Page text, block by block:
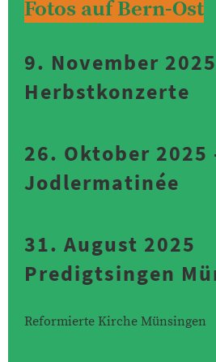
Fotos auf Bern-Ost
9. November
Herbstkonzerte
26. Oktober 2025
Jodlermatinée
31. August 2025
Predigtsingen
Reformierte Kirche Münsingen